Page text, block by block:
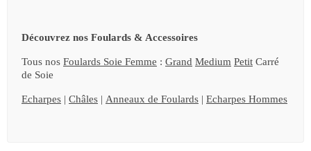
Découvrez nos Foulards & Accessoires
Tous nos Foulards Soie Femme : Grand Medium Petit Carré
de Soie
Echarpes | Châles | Anneaux de Foulards | Echarpes Hommes